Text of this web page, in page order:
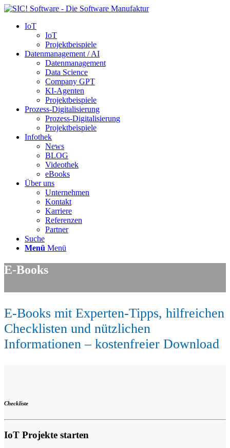
IoT
IoT
Projektbeispiele
Datenmanagement / AI
Datenmanagement
Data Science
Company GPT
KI-Agenten
Projektbeispiele
Prozess-Digitalisierung
Prozess-Digitalisierung
Projektbeispiele
Infothek
News
BLOG
Videothek
eBooks
Über uns
Unternehmen
Kontakt
Karriere
Referenzen
Partner
Suche
Menü Menü
E-Books
E-Books mit Experten-Tipps, hilfreichen
Checklisten und nützlichen
Informationen – kostenfreier Download
Checkliste
IoT Projekte starten